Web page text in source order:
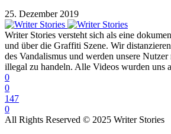
25. Dezember 2019
Writer Stories versteht sich als eine
und über die Graffiti Szene. Wir
des Vandalismus und werden unsere
illegal zu handeln. Alle Videos wurden uns
0
0
147
0
All Rights Reserved © 2025 Writer Stories